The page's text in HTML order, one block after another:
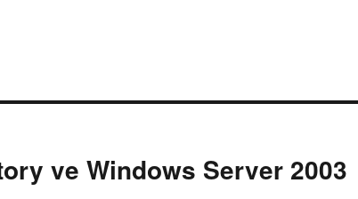
ve Windows Server 2003